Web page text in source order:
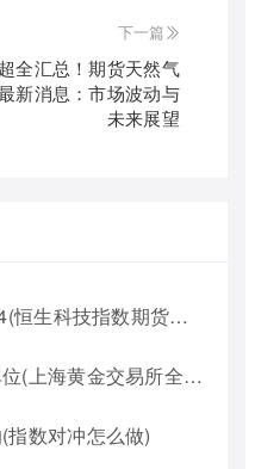
下一篇
超全汇总！期货天然气
新消息：市场波动与
未来展望
科技指数期货夜盘)
上海黄金交易所全称)
数对冲怎么做)